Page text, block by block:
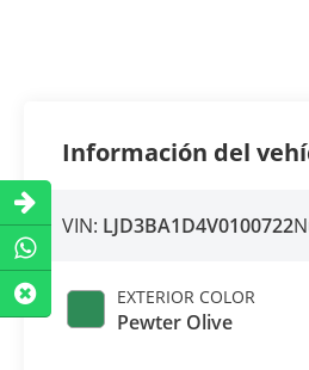
Información del
VIN: LJD3BA1D4V0100722
EXTERIOR COLOR
Pewter Olive